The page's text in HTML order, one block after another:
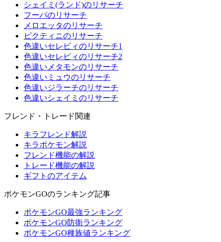
シェイミ(ランド)のリサーチ
フーパのリサーチ
メロエッタのリサーチ
ビクティニのリサーチ
色違いセレビィのリサーチ1
色違いセレビィのリサーチ2
色違いメタモンのリサーチ
色違いミュウのリサーチ
色違いジラーチのリサーチ
色違いシェイミのリサーチ
フレンド・トレード関連
キラフレンド解説
キラポケモン解説
フレンド機能の解説
トレード機能の解説
ギフトのアイテム
ポケモンGOのランキング記事
ポケモンGO最強ランキング
ポケモンGO防衛ランキング
ポケモンGO種族値ランキング